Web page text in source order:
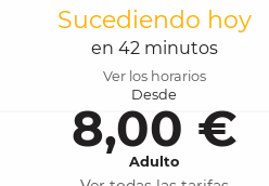
Sucediendo hoy
en 42 minutos
Ver los horarios
Desde
8,00 €
Adulto